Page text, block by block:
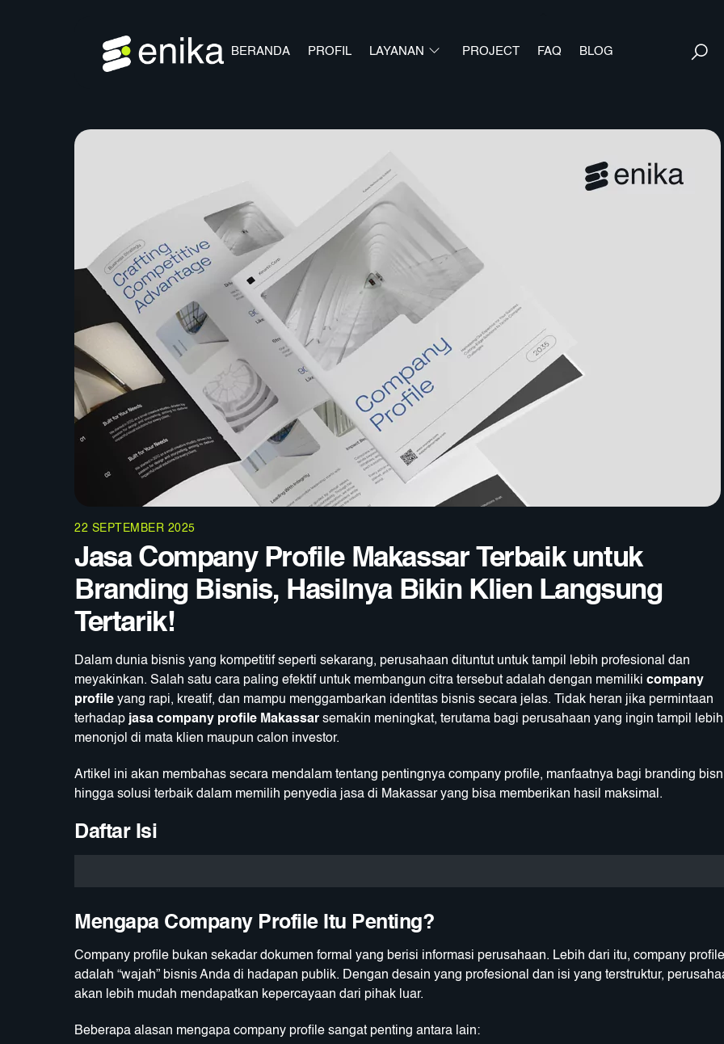
BERANDA PROFIL LAYANAN PROJECT FAQ BLOG
22 SEPTEMBER 2025
Jasa Company Profile Makassar Terbaik untuk
Branding Bisnis, Hasilnya Bikin Klien Langsung
Tertarik!
Dalam dunia bisnis yang kompetitif seperti sekarang, perusahaan dituntut untuk tampil lebih profesional dan
meyakinkan. Salah satu cara paling efektif untuk membangun citra tersebut adalah dengan memiliki company
profile yang rapi, kreatif, dan mampu menggambarkan identitas bisnis secara jelas. Tidak heran jika permintaan
terhadap jasa company profile Makassar semakin meningkat, terutama bagi perusahaan yang ingin tampil lebih
menonjol di mata klien maupun calon investor.
Artikel ini akan membahas secara mendalam tentang pentingnya company profile, manfaatnya bagi branding
hingga solusi terbaik dalam memilih penyedia jasa di Makassar yang bisa memberikan hasil maksimal.
Daftar Isi
Mengapa Company Profile Itu Penting?
Company profile bukan sekadar dokumen formal yang berisi informasi perusahaan. Lebih dari itu, company profile
adalah “wajah” bisnis Anda di hadapan publik. Dengan desain yang profesional dan isi yang terstruktur,
akan lebih mudah mendapatkan kepercayaan dari pihak luar.
Beberapa alasan mengapa company profile sangat penting antara lain:
Top